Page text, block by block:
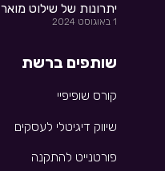
יתרונות של שילוט מואר
1 באוגוסט 2024
שותפים ברשת
קורס שופיפיי
שיווק דיגיטלי לעסקים
פורטנייט להתקנה